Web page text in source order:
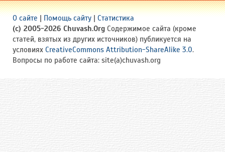
О сайте Помощь сайту
Статистика
(c) 2005-2026 Chuvash.Org Содержимое сайта (кроме
статей, взятых из других источников) публикуется на
условиях CreativeCommons Attribution-ShareAlike 3.0.
Вопросы по работе сайта: site(a)chuvash.org